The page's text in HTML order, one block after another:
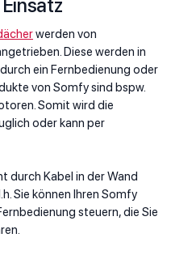
werden von
Diese werden in
ein Fernbedienung oder
von Somfy sind bspw.
Somit wird die
oder kann per
durch Kabel in der Wand
Sie können Ihren Somfy
steuern, die Sie